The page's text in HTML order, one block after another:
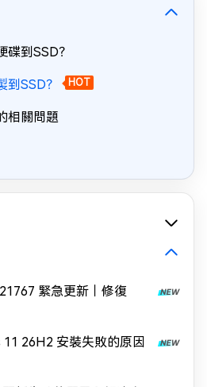
到SSD？
SSD？ HOT
相關問題
緊急更新｜修復
26H2 安裝失敗的原因